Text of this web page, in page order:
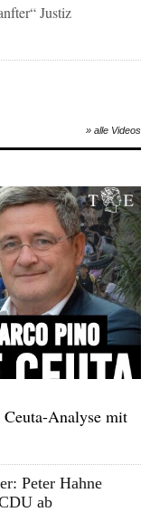
Justiz
» alle Videos
Analyse mit
Peter Hahne
ab